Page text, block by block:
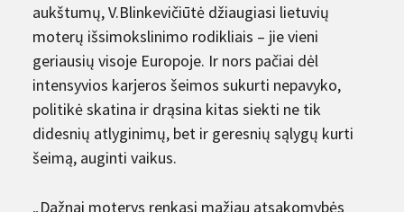
aukštumų, V.Blinkevičiūtė džiaugiasi lietuvių
moterų išsimokslinimo rodikliais – jie vieni
geriausių visoje Europoje. Ir nors pačiai dėl
intensyvios karjeros šeimos sukurti nepavyko,
politikė skatina ir drąsina kitas siekti ne tik
didesnių atlyginimų, bet ir geresnių sąlygų kurti
šeimą, auginti vaikus.
„Dažnai moterys renkasi mažiau atsakomybės